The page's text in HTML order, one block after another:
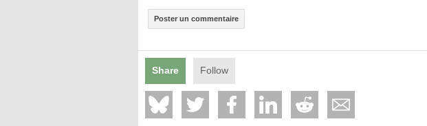
Poster un commentaire
Share Follow